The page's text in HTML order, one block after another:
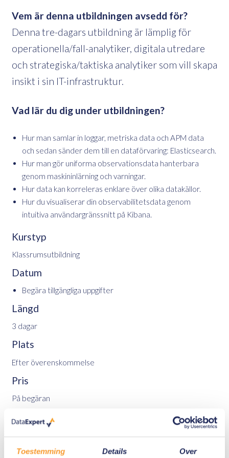
Toestemming Details Over
Vem är denna utbildningen avsedd för?
Denna tre-dagars utbildning är lämplig för
operationella/fall-analytiker, digitala utredare
och strategiska/taktiska analytiker som vill skapa
insikt i sin IT-infrastruktur.
Vad lär du dig under utbildningen?
Hur man samlar in loggar, metriska data och APM data
och sedan sänder dem till en dataförvaring: Elasticsearch.
Hur man gör uniforma observationsdata hanterbara
genom maskininlärning och varningar.
Hur data kan korreleras enklare över olika datakällor.
Hur du visualiserar din observabilitetsdata genom
intuitiva användargränssnitt på Kibana.
Kurstyp
Klassrumsutbildning
Datum
Begära tillgängliga uppgifter
Längd
3 dagar
Plats
Efter överenskommelse
Pris
På begäran
Förkunskaper
redigerare är ett plus.